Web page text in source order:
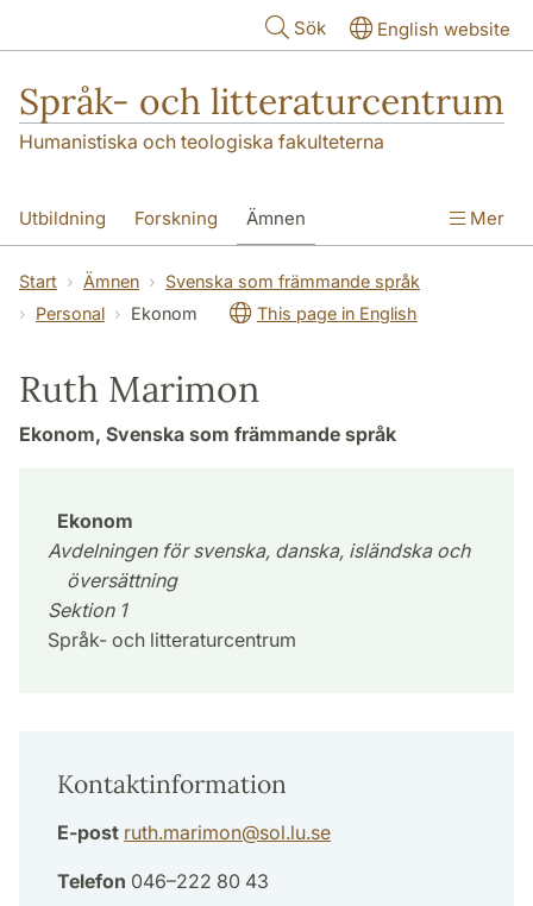
Sök English website
Språk- och litteraturcentrum
Humanistiska och teologiska fakulteterna
Utbildning Forskning Ämnen
SOL-husen Kontakt Institutionen
översättning till svenska
Mer
Start Ämnen
Svenska som främmande språk
Personal
Ekonom This page in English
Ruth Marimon
Ekonom, Svenska som främmande språk
Ekonom
Avdelningen för svenska, danska, isländska och
översättning
Sektion 1
Språk- och litteraturcentrum
Kontaktinformation
E-post ruth.marimon@sol.lu.se
Telefon 046–222 80 43